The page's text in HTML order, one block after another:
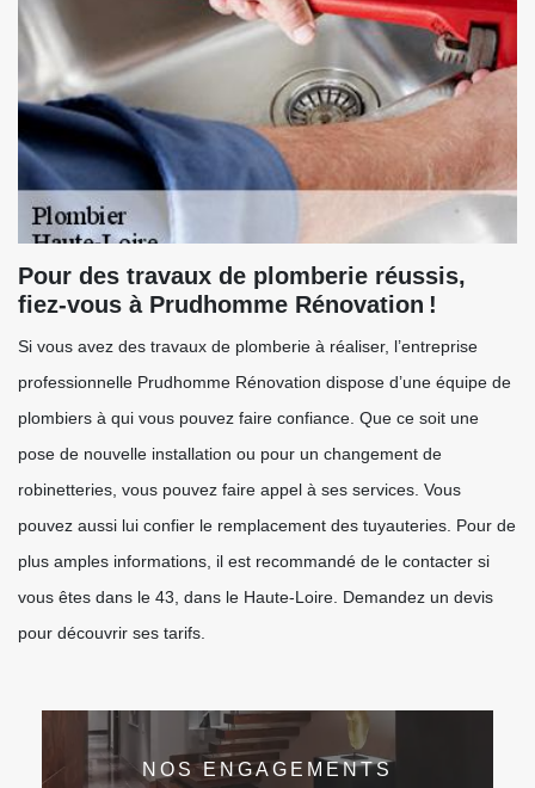
Pour des travaux de plomberie réussis,
fiez-vous à Prudhomme Rénovation !
Si vous avez des travaux de plomberie à réaliser, l’entreprise
professionnelle Prudhomme Rénovation dispose d’une équipe de
plombiers à qui vous pouvez faire confiance. Que ce soit une
pose de nouvelle installation ou pour un changement de
robinetteries, vous pouvez faire appel à ses services. Vous
pouvez aussi lui confier le remplacement des tuyauteries. Pour de
plus amples informations, il est recommandé de le contacter si
vous êtes dans le 43, dans le Haute-Loire. Demandez un devis
pour découvrir ses tarifs.
NOS ENGAGEMENTS